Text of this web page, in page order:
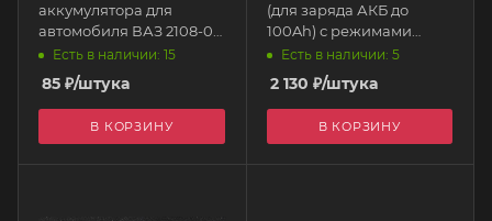
аккумулятора для
автомобиля ВАЗ 2108-09
(пластина) (8057) 28,321
Есть в наличии: 15
85 ₽/штука
В КОРЗИНУ
(для заряда АКБ до
100Ah) с режимами
восстановления и
хранения АЗУ706 TOP
AUTO
Есть в наличии: 5
2 130 ₽/штука
В КОРЗИНУ